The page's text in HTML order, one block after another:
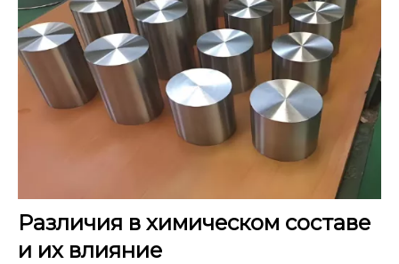
Различия в химическом составе
и их влияние